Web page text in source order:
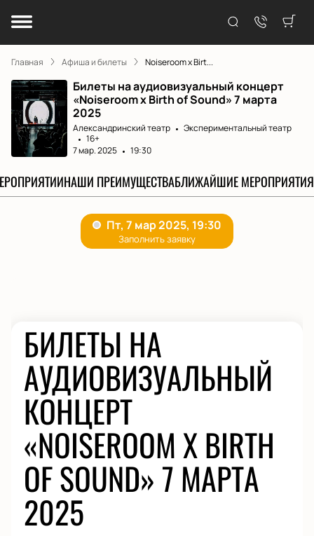
Главная Афиша и билеты Noiseroom x Birt...
Билеты на аудиовизуальный концерт
«Noiseroom x Birth of Sound» 7 марта
2025
Александринский театр
Экспериментальный театр
16+
7 мар. 2025
19:30
НАШИ ПРЕИМУЩЕСТВАБЛИЖАЙШИЕ МЕРОПРИЯТИЯ
БИЛЕТЫ НА
АУДИОВИЗУАЛЬНЫЙ
КОНЦЕРТ
«NOISEROOM X BIRTH
OF SOUND» 7 МАРТА
2025